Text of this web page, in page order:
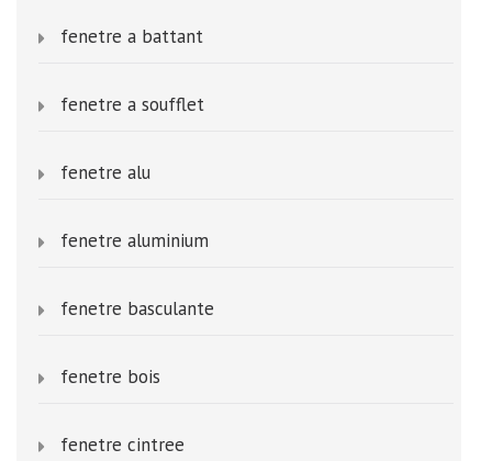
fenetre a battant
fenetre a soufflet
fenetre alu
fenetre aluminium
fenetre basculante
fenetre bois
fenetre cintree